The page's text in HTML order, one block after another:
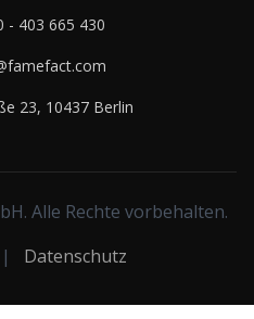
- 403 665 430
23, 10437 Berlin
Alle Rechte vorbehalten.
| Datenschutz